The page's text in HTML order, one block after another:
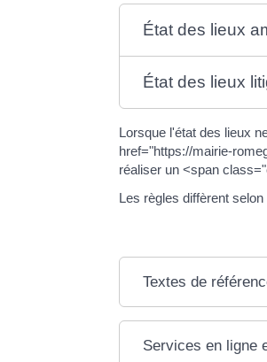
État des lieux
État des lieux
Lorsque l'état des lieux
href="https://mairie-
réaliser un <span
Les règles diffèrent
Textes de
Services en ligne